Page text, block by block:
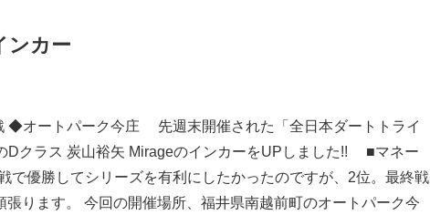
ンカー
◆オートパーク今庄 先週末開催された「全日本ダートトライ
Dクラス 炭山裕矢 MirageのインカーをUPしました!! ■マネー
で優勝してシリーズを有利にしたかったのですが、2位。最終戦
ります。 今回の開催場所、福井県南越前町のオートパーク今